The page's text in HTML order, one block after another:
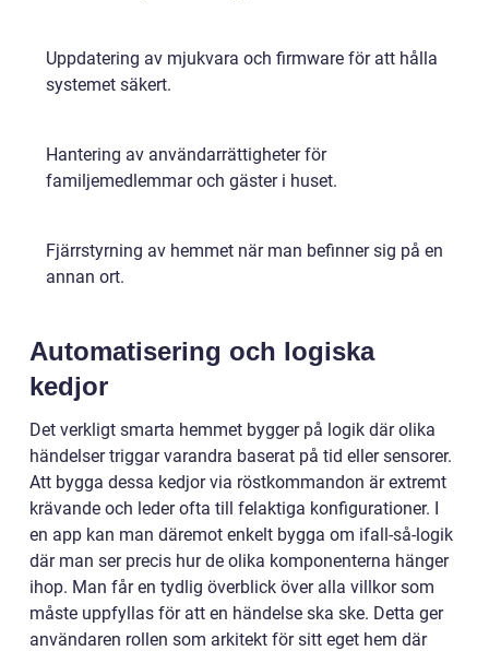
Uppdatering av mjukvara och firmware för att hålla
systemet säkert.
Hantering av användarrättigheter för
familjemedlemmar och gäster i huset.
Fjärrstyrning av hemmet när man befinner sig på en
annan ort.
Automatisering och logiska
kedjor
Det verkligt smarta hemmet bygger på logik där olika
händelser triggar varandra baserat på tid eller sensorer.
Att bygga dessa kedjor via röstkommandon är extremt
krävande och leder ofta till felaktiga konfigurationer. I
en app kan man däremot enkelt bygga om ifall-så-logik
där man ser precis hur de olika komponenterna hänger
ihop. Man får en tydlig överblick över alla villkor som
måste uppfyllas för att en händelse ska ske. Detta ger
användaren rollen som arkitekt för sitt eget hem där